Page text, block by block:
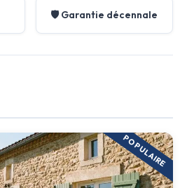
🛡️ Garantie décennale
POPULAIRE